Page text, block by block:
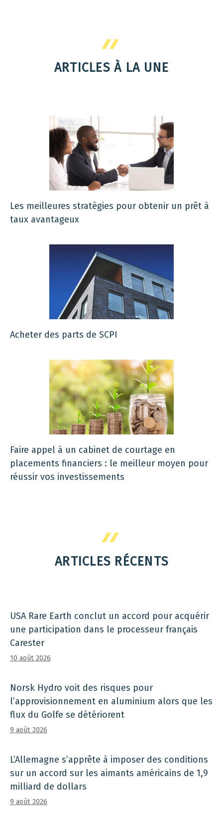
ARTICLES À LA UNE
Les meilleures stratégies pour obtenir un prêt à
taux avantageux
Acheter des parts de SCPI
Faire appel à un cabinet de courtage en
placements financiers : le meilleur moyen pour
réussir vos investissements
ARTICLES RÉCENTS
USA Rare Earth conclut un accord pour acquérir
une participation dans le processeur français
Carester
10 août 2026
Norsk Hydro voit des risques pour
l’approvisionnement en aluminium alors que les
flux du Golfe se détériorent
9 août 2026
L’Allemagne s’apprête à imposer des conditions
sur un accord sur les aimants américains de 1,9
milliard de dollars
9 août 2026